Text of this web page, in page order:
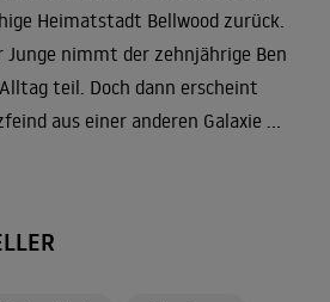
Heimatstadt Bellwood zurück.
Junge nimmt der zehnjährige Ben
teil. Doch dann erscheint
aus einer anderen Galaxie ...